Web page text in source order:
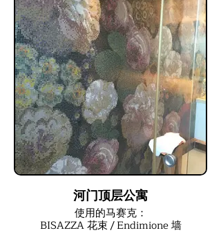
河门顶层公寓
使用的马赛克：
BISAZZA 花束 / Endimione 墙